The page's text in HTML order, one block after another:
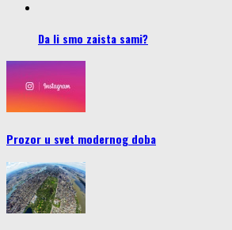
Da li smo zaista sami?
Prozor u svet modernog doba